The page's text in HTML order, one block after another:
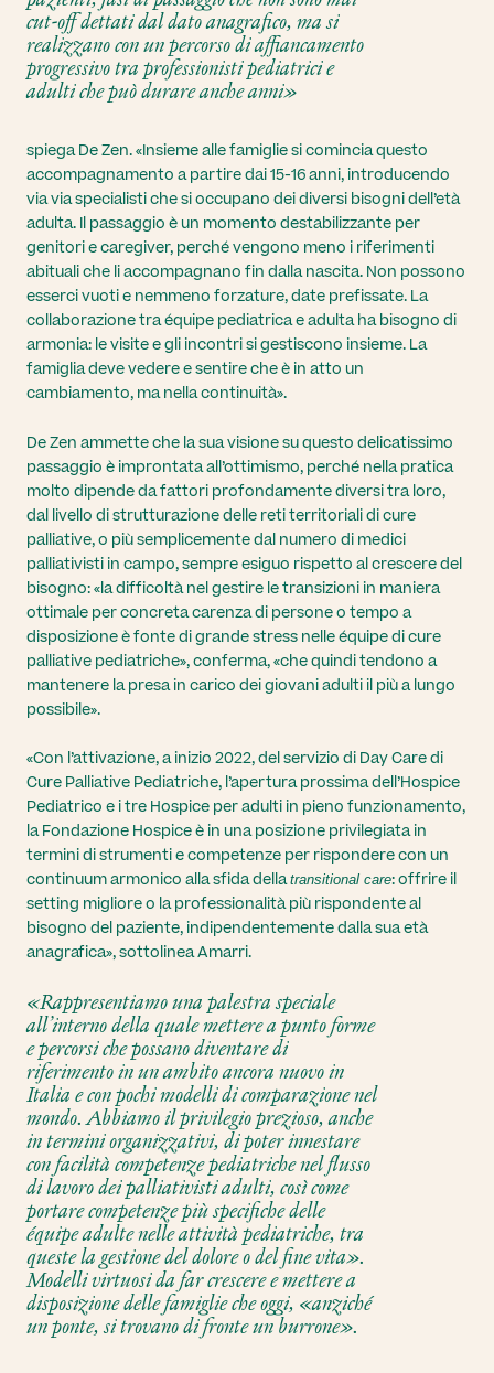
cut-offdettati dal dato anagrafico, ma si
realizzano con un percorso di affiancamento
progressivo tra professionisti pediatrici e
adulti che può durare anche anni»
spiega De Zen. «Insieme alle famiglie si comincia questo
accompagnamento a partire dai 15-16 anni, introducendo
via via specialisti che si occupano dei diversi bisogni dell’età
adulta. Il passaggio è un momento destabilizzante per
genitori e caregiver, perché vengono meno i riferimenti
abituali che li accompagnano fin dalla nascita. Non possono
esserci vuoti e nemmeno forzature, date prefissate. La
collaborazione tra équipe pediatrica e adulta ha bisogno di
armonia: le visite e gli incontri si gestiscono insieme. La
famiglia deve vedere e sentire che è in atto un
cambiamento, ma nella continuità».
De Zen ammette che la sua visione su questo delicatissimo
passaggio è improntata all’ottimismo, perché nella pratica
molto dipende da fattori profondamente diversi tra loro,
dal livello di strutturazione delle reti territoriali di cure
palliative, o più semplicemente dal numero di medici
palliativisti in campo, sempre esiguo rispetto al crescere del
bisogno: «la difficoltà nel gestire le transizioni in maniera
ottimale per concreta carenza di persone o tempo a
disposizione è fonte di grande stress nelle équipe di cure
palliative pediatriche», conferma, «che quindi tendono a
mantenere la presa in carico dei giovani adulti il più a lungo
possibile».
«Con l’attivazione, a inizio 2022, del servizio di Day Care di
Cure Palliative Pediatriche, l’apertura prossima dell’Hospice
Pediatrico e i tre Hospice per adulti in pieno funzionamento,
la Fondazione Hospice è in una posizione privilegiata in
termini di strumenti e competenze per rispondere con un
continuum armonico alla sfida dellatransitional care: offrire il
setting migliore o la professionalità più rispondente al
bisogno del paziente, indipendentemente dalla sua età
anagrafica», sottolinea Amarri.
«Rappresentiamo una palestra speciale
all’interno della quale mettere a punto forme
e percorsi che possano diventare di
riferimento in un ambito ancora nuovo in
Italia e con pochi modelli di comparazione nel
mondo. Abbiamo il privilegio prezioso, anche
in termini organizzativi, di poter innestare
con facilità competenze pediatriche nel flusso
di lavoro dei palliativisti adulti, così come
portare competenze più specifiche delle
équipe adulte nelle attività pediatriche, tra
queste la gestione del dolore o del fine vita».
Modelli virtuosi da far crescere e mettere a
disposizione delle famiglie che oggi, «anziché
un ponte, si trovano di fronte un burrone».